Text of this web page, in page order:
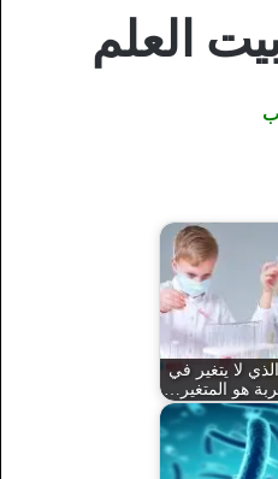
العلم
لا يتغير في
هو المتغير…